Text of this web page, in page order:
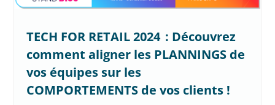
TECH FOR RETAIL 2024 : Découvrez
comment aligner les PLANNINGS de
vos équipes sur les
COMPORTEMENTS de vos clients !